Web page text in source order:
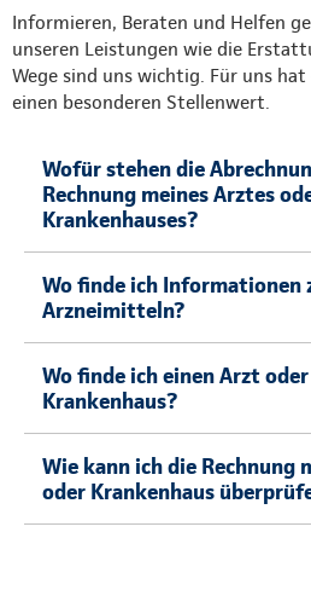
Informieren, Beraten und Helfen
unseren Leistungen wie die
Wege sind uns wichtig. Für uns
einen besonderen Stellenwert.
Wofür stehen die
Rechnung meines Arztes
Krankenhauses?
Wo finde ich Informationen
Arzneimitteln?
Wo finde ich einen Arzt
Krankenhaus?
Wie kann ich die Rechnung
oder Krankenhaus